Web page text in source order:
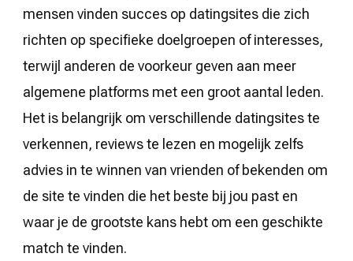
mensen vinden succes op datingsites die zich
richten op specifieke doelgroepen of interesses,
terwijl anderen de voorkeur geven aan meer
algemene platforms met een groot aantal leden.
Het is belangrijk om verschillende datingsites te
verkennen, reviews te lezen en mogelijk zelfs
advies in te winnen van vrienden of bekenden om
de site te vinden die het beste bij jou past en
waar je de grootste kans hebt om een geschikte
match te vinden.